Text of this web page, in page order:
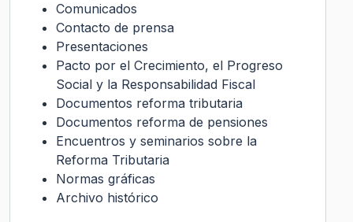
Comunicados
Contacto de prensa
Presentaciones
Pacto por el Crecimiento, el Progreso
Social y la Responsabilidad Fiscal
Documentos reforma tributaria
Documentos reforma de pensiones
Encuentros y seminarios sobre la
Reforma Tributaria
Normas gráficas
Archivo histórico